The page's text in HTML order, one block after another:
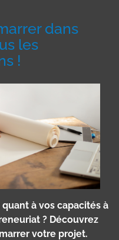
dans
les
!
à vos capacités à
? Découvrez
votre projet.